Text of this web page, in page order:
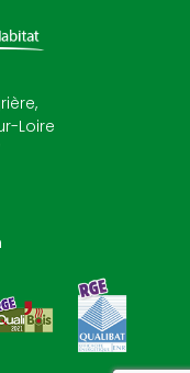
Loire